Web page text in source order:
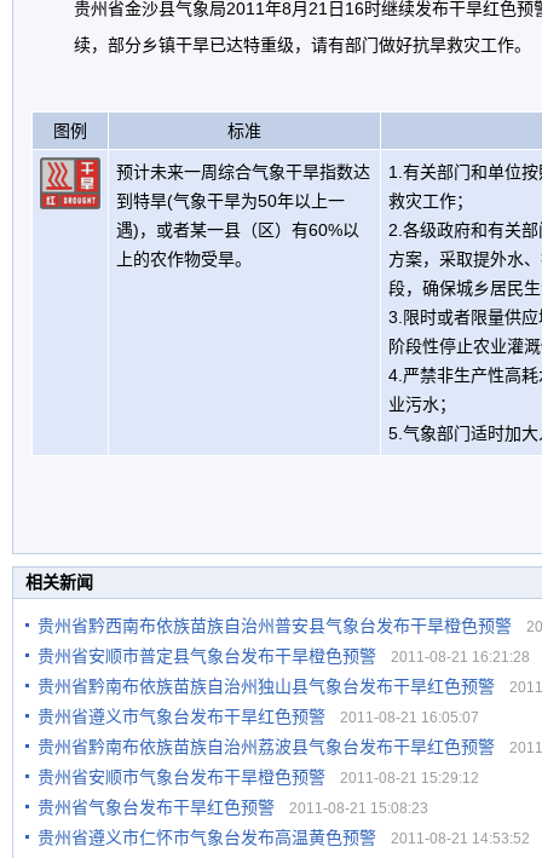
贵州省金沙县气象局2011年8月21日16时继续发布干旱红色预
续，部分乡镇干旱已达特重级，请有部门做好抗旱救灾工作。
图例 标准
预计未来一周综合气象干旱指数达
到特旱(气象干旱为50年以上一
遇)，或者某一县（区）有60%以
上的农作物受旱。
1.有关部门和单位
救灾工作；
2.各级政府和有关
方案，采取提外水
段，确保城乡居民
3.限时或者限量供
阶段性停止农业灌
4.严禁非生产性高
业污水；
5.气象部门适时加
相关新闻
贵州省黔西南布依族苗族自治州普安县气象台发布干旱橙色预警
贵州省安顺市普定县气象台发布干旱橙色预警 2011-08-21 16:21:28
贵州省黔南布依族苗族自治州独山县气象台发布干旱红色预警
贵州省遵义市气象台发布干旱红色预警 2011-08-21 16:05:07
贵州省黔南布依族苗族自治州荔波县气象台发布干旱红色预警
贵州省安顺市气象台发布干旱橙色预警 2011-08-21 15:29:12
贵州省气象台发布干旱红色预警 2011-08-21 15:08:23
贵州省遵义市仁怀市气象台发布高温黄色预警 2011-08-21 14:53:52